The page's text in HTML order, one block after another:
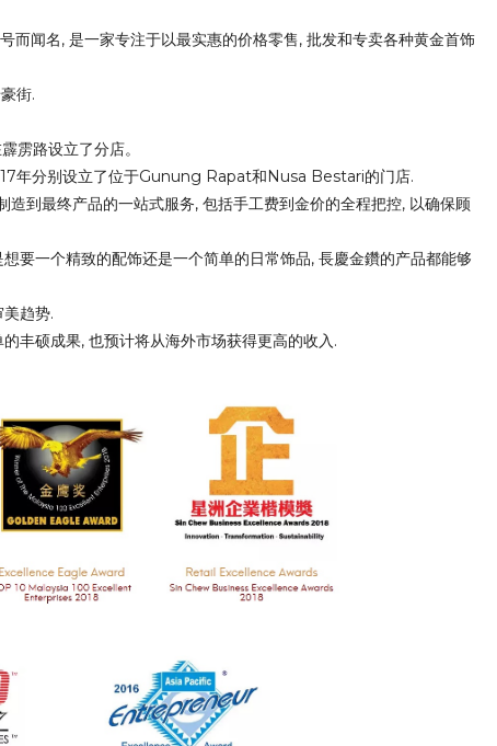
而闻名, 是一家专注于以最实惠的价格零售, 批发和专卖各种黄金首饰
街.
雳路设立了分店。
到最终产品的一站式服务, 包括手工费到金价的全程把控, 以确保顾
想要一个精致的配饰还是一个简单的日常饰品, 長慶金鑽的产品都能够
趋势.
丰硕成果, 也预计将从海外市场获得更高的收入.